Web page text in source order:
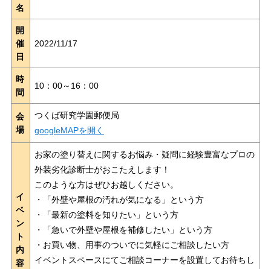
名
開
催
日
2022/11/17
時
間
10：00～16：00
会
場
つくば研究学園郵便局
googleMAPを開く
イ
ベ
ン
ト
内
容
お家の塗り替えに関するお悩み・疑問に経験豊富なプロの
外装劣化診断士がおこたえします！
このような方はぜひお越しください。
・「外壁や屋根の汚れが気になる」という方
・「最新の塗料を知りたい」という方
・「急いで外壁や屋根を補修したい」という方
・お買い物、用事のついでに気軽にご相談したい方
イベントスペースにてご相談コーナーを設置してお待ちし